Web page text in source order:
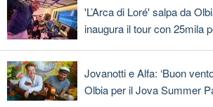
'L’Arca di Loré' salpa da
inaugura il tour con 25mila
Jovanotti e Alfa: ‘Buon
Olbia per il Jova Summer